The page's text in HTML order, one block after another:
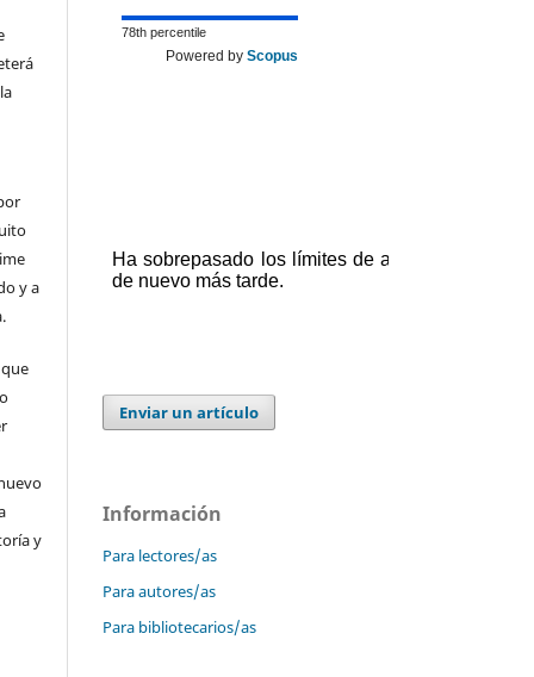
y a
y
78th percentile
Powered by Scopus
Enviar un artículo
Información
Para lectores/as
Para autores/as
Para bibliotecarios/as